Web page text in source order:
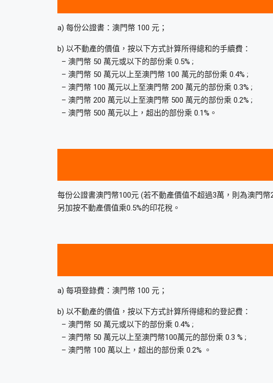
a) 每份公證書：澳門幣 100 元；
b) 以不動產的價值，按以下方式計算所得總和的手續費：
– 澳門幣 50 萬元或以下的部份乘 0.5% ;
– 澳門幣 50 萬元以上至澳門幣 100 萬元的部份乘 0.4% ;
– 澳門幣 100 萬元以上至澳門幣 200 萬元的部份乘 0.3% ;
– 澳門幣 200 萬元以上至澳門幣 500 萬元的部份乘 0.2% ;
– 澳門幣 500 萬元以上，超出的部份乘 0.1%。
每份公證書澳門幣100元 (若不動產價值不超過3萬，則為澳門幣
另加按不動產價值乘0.5%的印花稅。
a) 每項登錄費：澳門幣 100 元；
b) 以不動產的價值，按以下方式計算所得總和的登記費：
– 澳門幣 50 萬元或以下的部份乘 0.4% ;
– 澳門幣 50 萬元以上至澳門幣100萬元的部份乘 0.3 % ;
– 澳門幣 100 萬以上，超出的部份乘 0.2% 。